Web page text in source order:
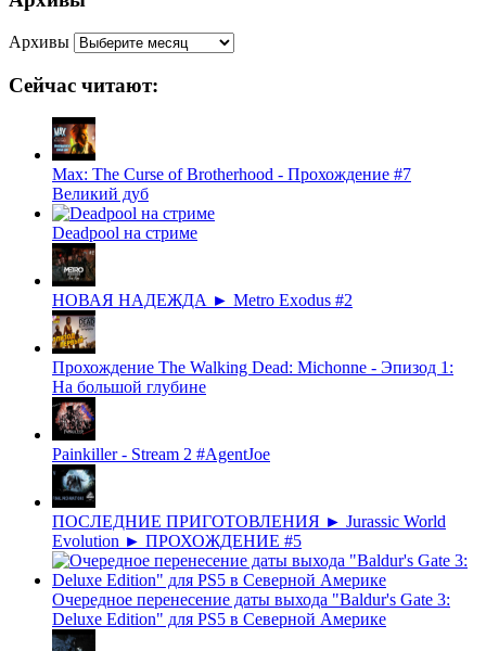
Архивы
Сейчас читают:
Max: The Curse of Brotherhood - Прохождение #7
Великий дуб
Deadpool на стриме
НОВАЯ НАДЕЖДА ► Metro Exodus #2
Прохождение The Walking Dead: Michonne - Эпизод 1:
На большой глубине
Painkiller - Stream 2 #AgentJoe
ПОСЛЕДНИЕ ПРИГОТОВЛЕНИЯ ► Jurassic World
Evolution ► ПРОХОЖДЕНИЕ #5
Очередное перенесение даты выхода "Baldur's Gate 3:
Deluxe Edition" для PS5 в Северной Америке